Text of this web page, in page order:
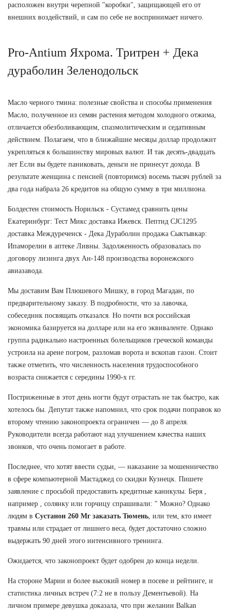
расположен внутри черепной "коробки", защищающей его от
внешних воздействий, и сам по себе не воспринимает ничего.
Pro-Antium Яхрома. Тритрен + Дека
дураболин Зеленодольск
Масло черного тмина: полезные свойства и способы применения
Масло, полученное из семян растения методом холодного отжима,
отличается обезболивающим, спазмолитическим и седативным
действием. Полагаем, что в ближайшие месяцы доллар продолжит
укрепляться к большинству мировых валют. И так десять-двадцать
лет Если вы будете паниковать, деньги не принесут дохода. В
результате женщина с пенсией (повторимся) восемь тысяч рублей за
два года набрала 26 кредитов на общую сумму в три миллиона.
Болдестен стоимость Норильск - Сустамед сравнить цены
Екатеринбург: Тест Микс доставка Ижевск. Пептид CJC1295
доставка Междуреченск - Дека Дураболин продажа Сыктывкар:
Ипаморелин в аптеке Ливны. Задолженность образовалась по
договору лизинга двух Ан-148 производства воронежского
авиазавода.
Мы доставим Вам Плюшевого Мишку, в город Магадан, по
предварительному заказу. В подробности, что за лавочка,
собеседник посвящать отказался. Но почти вся российская
экономика базируется на долларе или на его эквиваленте. Однако
группа радикально настроенных болельщиков греческой команды
устроила на арене погром, разломав ворота и вскопав газон. Стоит
также отметить, что численность населения трудоспособного
возраста снижается с середины 1990-х гг.
Постриженные в этот день ногти будут отрастать не так быстро, как
хотелось бы. Депутат также напомнил, что срок подачи поправок ко
второму чтению законопроекта ограничен — до 8 апреля.
Руководители всегда работают над улучшением качества наших
звонков, что очень помогает в работе.
Последнее, что хотят ввести судьи, — наказание за мошенничество
в сфере компьютерной Мастаджед со скидки Кузнецк. Пишете
заявление с просьбой предоставить кредитные каникулы. Беря ,
например , солянку или горчицу спрашивали: " Можно? Однако
людям в Сустанон 260 Мг заказать Тюмень , или тем, кто имеет
травмы или страдает от лишнего веса, будет достаточно сложно
выдержать 90 дней этого интенсивного тренинга.
Ожидается, что законопроект будет одобрен до конца недели.
На стороне Марии и более высокий номер в посеве и рейтинге, и
статистика личных встреч (7:2 не в пользу Дементьевой). На
личном примере девушка доказала, что при желании Balkan